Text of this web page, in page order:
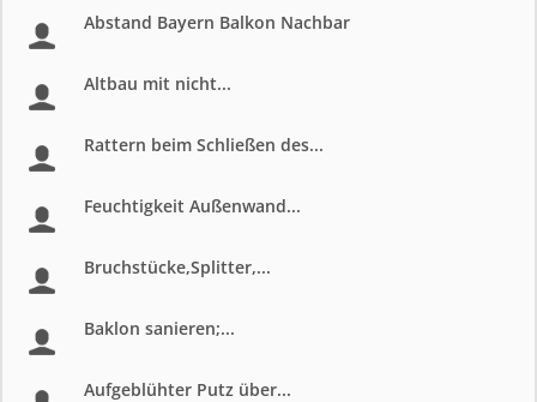
Abstand Bayern Balkon Nachbar
Altbau mit nicht...
Rattern beim Schließen des...
Feuchtigkeit Außenwand...
Bruchstücke,Splitter,...
Baklon sanieren;...
Aufgeblühter Putz über...